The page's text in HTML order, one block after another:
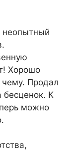
неопытный
Хорошо
чему. Продал
бесценок. К
можно